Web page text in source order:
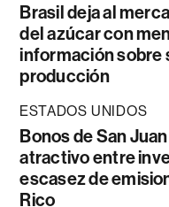
Brasil deja al
del azúcar con
información sobre
producción
ESTADOS UNIDOS
Bonos de San
atractivo entre
escasez de
Rico